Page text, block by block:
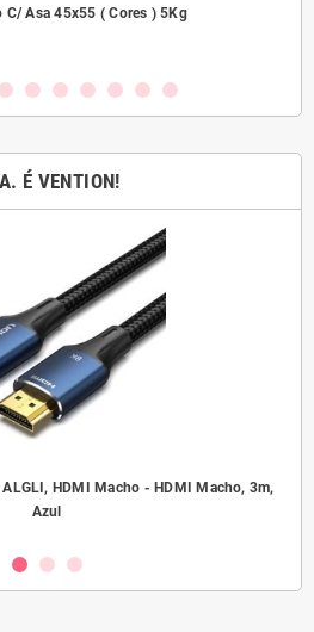
C/ Asa 45x55 ( Cores ) 5Kg
É VENTION!
HDMI Macho - HDMI Macho, 3m,
Azul